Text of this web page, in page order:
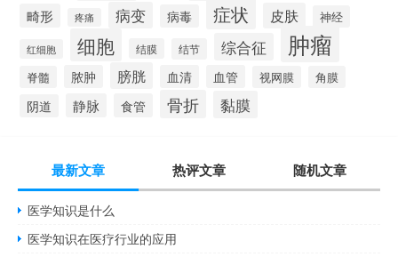
畸形 疼痛 病变 病毒 症状 皮肤 神经
红细胞 细胞 结膜 结节 综合征 肿瘤
脊髓 脓肿 膀胱 血清 血管 视网膜 角膜
阴道 静脉 食管 骨折 黏膜
最新文章 热评文章 随机文章
医学知识是什么
医学知识在医疗行业的应用